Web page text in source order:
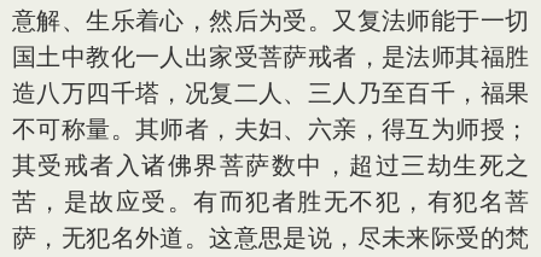
意解、生乐着心，然后为受。又复法师能于一切
国土中教化一人出家受菩萨戒者，是法师其福胜
造八万四千塔，况复二人、三人乃至百千，福果
不可称量。其师者，夫妇、六亲，得互为师授；
其受戒者入诸佛界菩萨数中，超过三劫生死之
苦，是故应受。有而犯者胜无不犯，有犯名菩
萨，无犯名外道。这意思是说，尽未来际受的梵